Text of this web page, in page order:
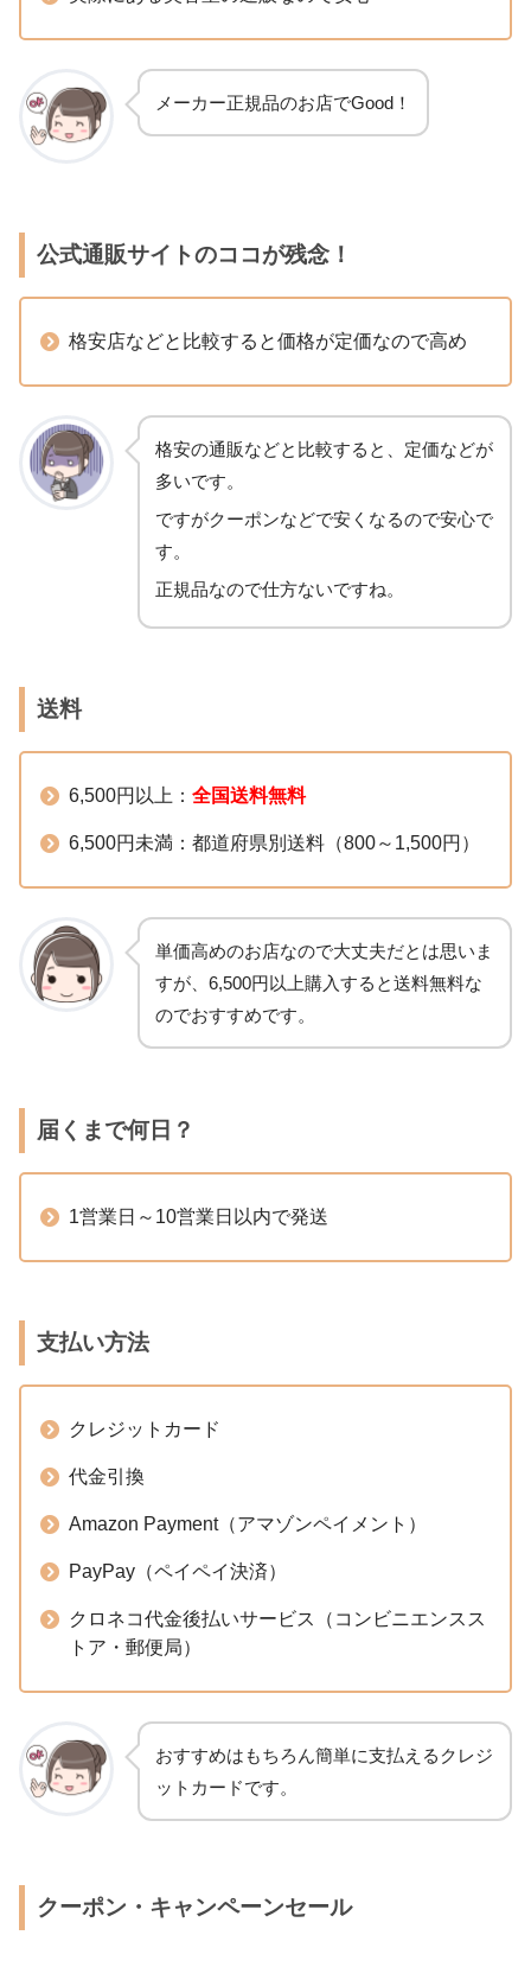
メーカー正規品のお店でGood！
公式通販サイトのココが残念！
格安店などと比較すると価格が定価なので高め
格安の通販などと比較すると、定価などが
多いです。
ですがクーポンなどで安くなるので安心で
す。
正規品なので仕方ないですね。
送料
6,500円以上： 全国送料無料
6,500円未満：都道府県別送料（800～1,500円）
単価高めのお店なので大丈夫だとは思いま
すが、6,500円以上購入すると送料無料な
のでおすすめです。
届くまで何日？
1営業日～10営業日以内で発送
支払い方法
クレジットカード
代金引換
Amazon Payment（アマゾンペイメント）
PayPay（ペイペイ決済）
クロネコ代金後払いサービス（コンビニエンスス
トア・郵便局）
おすすめはもちろん簡単に支払えるクレジ
ットカードです。
クーポン・キャンペーンセール